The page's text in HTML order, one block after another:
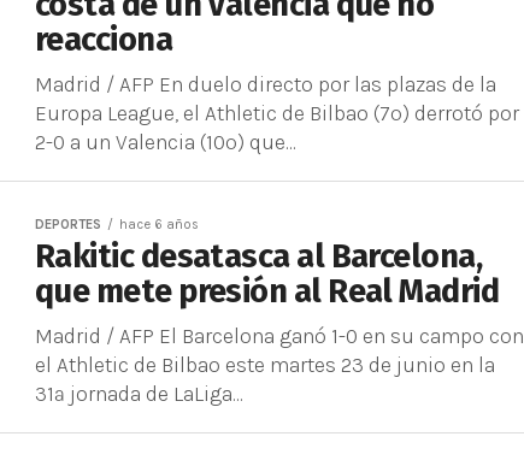
reacciona
Madrid / AFP En duelo directo por las plazas de la
Europa League, el Athletic de Bilbao (7º) derrotó por
2-0 a un Valencia (10º) que...
DEPORTES hace 6 años
Rakitic desatasca al Barcelona,
que mete presión al Real Madrid
Madrid / AFP El Barcelona ganó 1-0 en su campo con
el Athletic de Bilbao este martes 23 de junio en la
31ª jornada de LaLiga...